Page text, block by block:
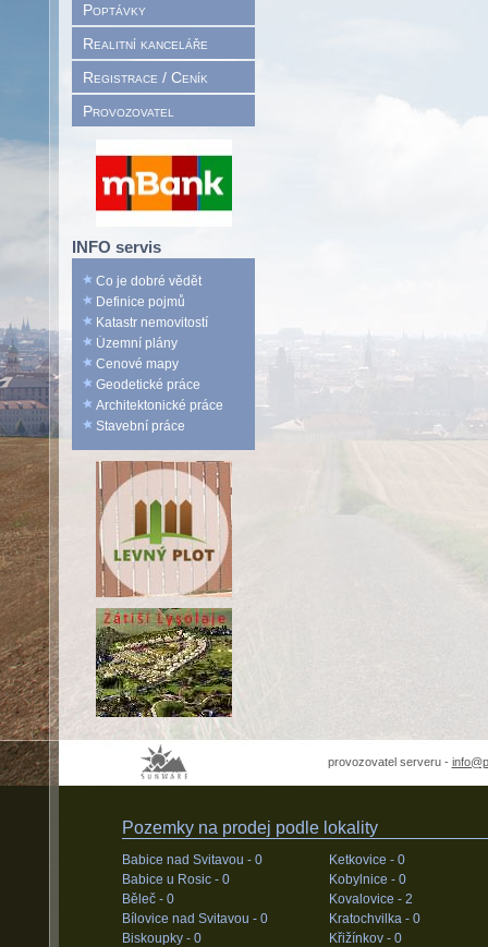
Poptávky
Realitní kanceláře
Registrace / Ceník
Provozovatel
INFO servis
Co je dobré vědět
Definice pojmů
Katastr nemovitostí
Územní plány
Cenové mapy
Geodetické práce
Architektonické práce
Stavební práce
provozovatel serveru -
Pozemky na prodej podle lokality
Babice nad Svitavou - 0
Babice u Rosic - 0
Běleč - 0
Bílovice nad Svitavou - 0
Biskoupky - 0
Ketkovice - 0
Kobylnice - 0
Kovalovice - 2
Kratochvilka - 0
Křižínkov - 0